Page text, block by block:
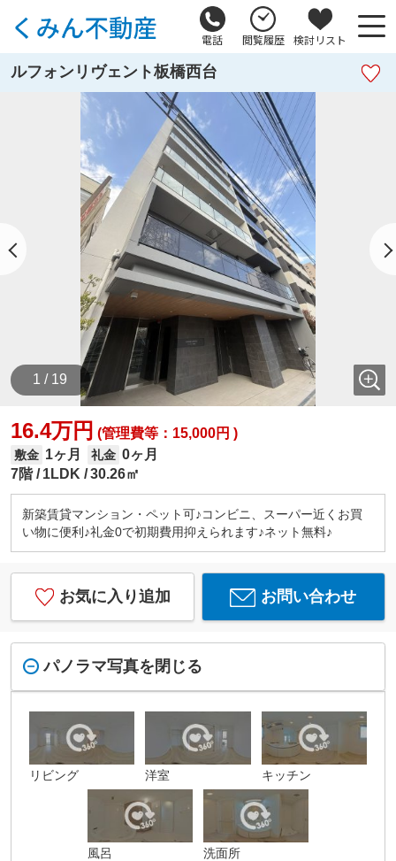
電話 閲覧履歴 検討リスト
ルフォンリヴェント板橋西台
1 / 19
16.4万円 (管理費等：15,000円 )
敷金 1ヶ月 礼金 0ヶ月
7階
1LDK 30.26㎡
新築賃貸マンション・ペット可♪コンビニ、スーパー近くお買
い物に便利♪礼金0で初期費用抑えられます♪ネット無料♪
お気に入り追加 お問い合わせ
パノラマ写真を閉じる
リビング 洋室 キッチン
風呂 洗面所